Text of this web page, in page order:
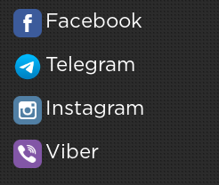
Facebook
Telegram
Instagram
Viber